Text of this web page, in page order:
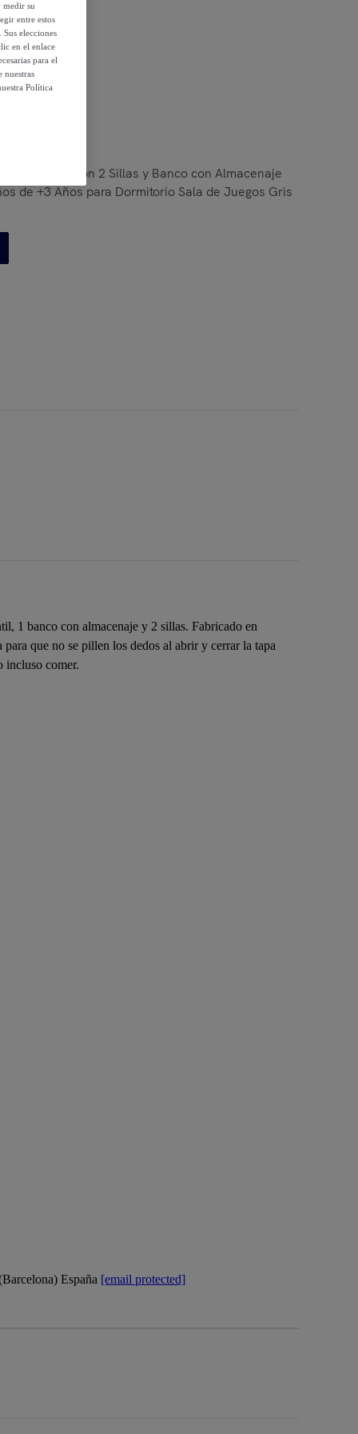
Infantil con 2 Sillas y Banco con Almacenaje
de +3 Años para Dormitorio Sala de Juegos Gris
1 banco con almacenaje y 2 sillas. Fabricado en
que no se pillen los dedos al abrir y cerrar la tapa
incluso comer.
España [email protected]
medir su
entre estos
elecciones
en el enlace
para el
nuestras
Política